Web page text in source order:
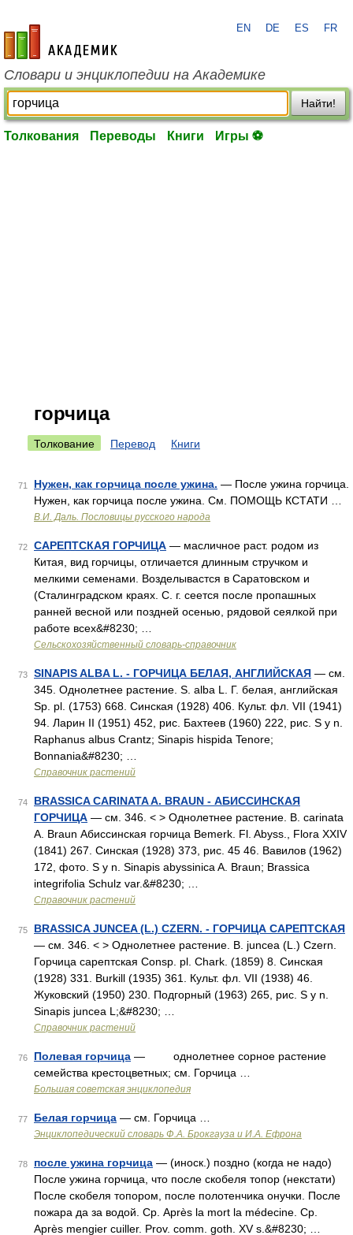
academic.ru
EN DE ES FR
Словари и энциклопедии на Академике
Найти!
Толкования Переводы Книги Игры ⚽
горчица
Толкование Перевод Книги
71 Нужен, как горчица после ужина. — После ужина горчица.
Нужен, как горчица после ужина. См. ПОМОЩЬ КСТАТИ …
В.И. Даль. Пословицы русского народа
72 САРЕПТСКАЯ ГОРЧИЦА — масличное раст. родом из
Китая, вид горчицы, отличается длинным стручком и
мелкими семенами. Возделывастся в Саратовском и
(Сталинградском краях. С. г. сеется после пропашных
ранней весной или поздней осенью, рядовой сеялкой при
работе всех&#8230; …
Сельскохозяйственный словарь-справочник
73 SINAPIS ALBA L. - ГОРЧИЦА БЕЛАЯ, АНГЛИЙСКАЯ — см.
345. Однолетнее растение. S. alba L. Г. белая, английская
Sp. pl. (1753) 668. Синская (1928) 406. Культ. фл. VII (1941)
94. Ларин II (1951) 452, рис. Бахтеев (1960) 222, рис. S y n.
Raphanus albus Crantz; Sinapis hispida Tenore;
Bonnania&#8230; …
Справочник растений
74
BRASSICA CARINATA A. BRAUN - АБИССИНСКАЯ
ГОРЧИЦА — см. 346. < > Однолетнее растение. В. carinata
A. Braun Абиссинская горчица Bemerk. Fl. Abyss., Flora XXIV
(1841) 267. Синская (1928) 373, рис. 45 46. Вавилов (1962)
172, фото. S y n. Sinapis abyssinica A. Braun; Brassica
integrifolia Schulz var.&#8230; …
Справочник растений
75
BRASSICA JUNCEA (L.) CZERN. - ГОРЧИЦА САРЕПТСКАЯ
— см. 346. < > Однолетнее растение. В. juncea (L.) Czern.
Горчица сарептская Consp. pl. Chark. (1859) 8. Синская
(1928) 331. Burkill (1935) 361. Культ. фл. VII (1938) 46.
Жуковский (1950) 230. Подгорный (1963) 265, рис. S y n.
Sinapis juncea L;&#8230; …
Справочник растений
76 Полевая горчица — однолетнее сорное растение
семейства крестоцветных; см. Горчица …
Большая советская энциклопедия
77 Белая горчица — см. Горчица …
Энциклопедический словарь Ф.А. Брокгауза и И.А. Ефрона
78 после ужина горчица — (иноск.) поздно (когда не надо)
После ужина горчица, что после скобеля топор (некстати)
После скобеля топором, после полотенчика онучки. После
пожара да за водой. Ср. Après la mort la médecine. Ср.
Après mengier cuiller. Prov. comm. goth. XV s.&#8230; …